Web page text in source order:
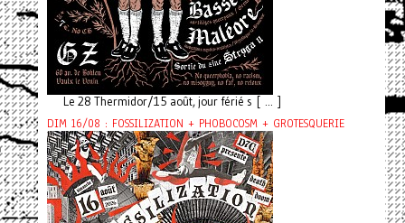
Le 28 Thermidor/15 août, jour férié s [ ... ]
DIM 16/08 : FOSSILIZATION + PHOBOCOSM + GROTESQUERIE